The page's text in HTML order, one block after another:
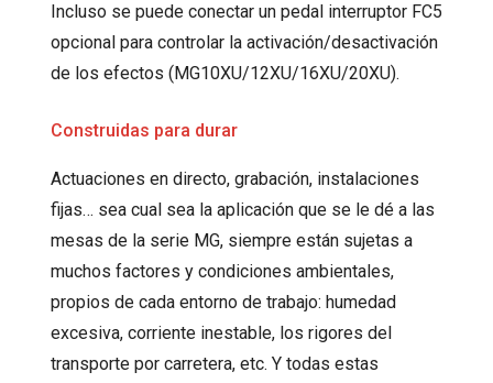
Incluso se puede conectar un pedal interruptor FC5
opcional para controlar la activación/desactivación
de los efectos (MG10XU/12XU/16XU/20XU).
Construidas para durar
Actuaciones en directo, grabación, instalaciones
fijas… sea cual sea la aplicación que se le dé a las
mesas de la serie MG, siempre están sujetas a
muchos factores y condiciones ambientales,
propios de cada entorno de trabajo: humedad
excesiva, corriente inestable, los rigores del
transporte por carretera, etc. Y todas estas